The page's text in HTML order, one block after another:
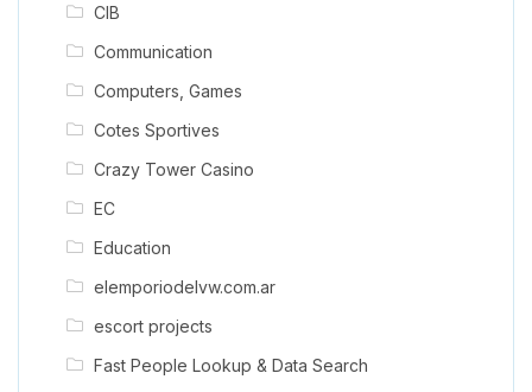
CIB
Communication
Computers, Games
Cotes Sportives
Crazy Tower Сasino
EC
Education
elemporiodelvw.com.ar
escort projects
Fast People Lookup & Data Search